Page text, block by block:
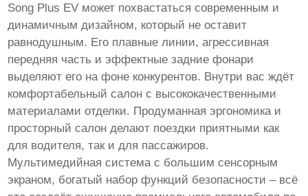
Song Plus EV может похвастаться современным и
динамичным дизайном, который не оставит
равнодушным. Его плавные линии, агрессивная
передняя часть и эффектные задние фонари
выделяют его на фоне конкурентов. Внутри вас ждёт
комфортабельный салон с высококачественными
материалами отделки. Продуманная эргономика и
просторный салон делают поездки приятными как
для водителя, так и для пассажиров.
Мультимедийная система с большим сенсорным
экраном, богатый набор функций безопасности – всё